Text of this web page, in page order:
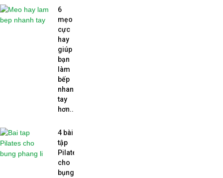
6
mẹo
cực
hay
giúp
bạn
làm
bếp
nhanh
tay
hơn...
4 bài
tập
Pilates
cho
bụng